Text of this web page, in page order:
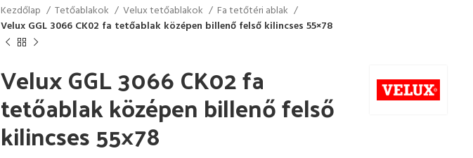
Kezdőlap Tetőablakok Velux tetőablakok
Fa tetőtéri ablak
Velux GGL 3066 CK02 fa tetőablak középen billenő felső kilincses 55×78
Velux GGL 3066 CK02 fa
tetőablak középen billenő felső
kilincses 55×78